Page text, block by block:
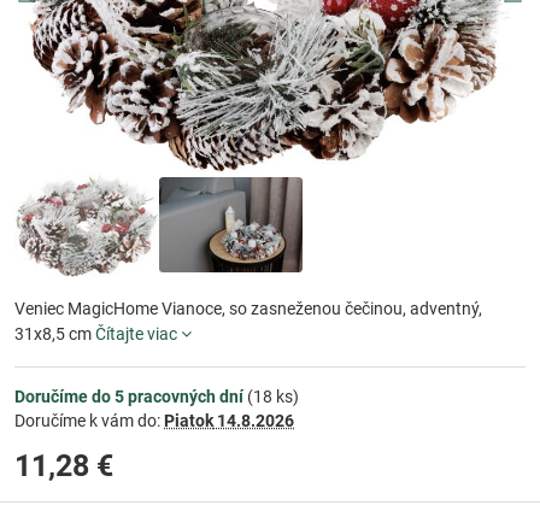
Veniec MagicHome Vianoce, so zasneženou čečinou, adventný,
31x8,5 cmČítajte viac
Doručíme do 5 pracovných dní(18 ks)
Doručíme k vám do: Piatok 14.8.2026
11,28 €